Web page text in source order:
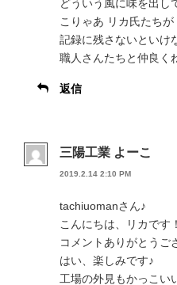
どういう風に味を出し
こりゃあ リカ氏たち
記録に残さないといけ
職人さんたちと仲良く
返信
三陽工業 よーこ
2019.2.14 2:10 PM
tachiuomanさん♪
こんにちは、リカです！
コメントありがとうご
はい、楽しみです♪
工場の外見もかっこい